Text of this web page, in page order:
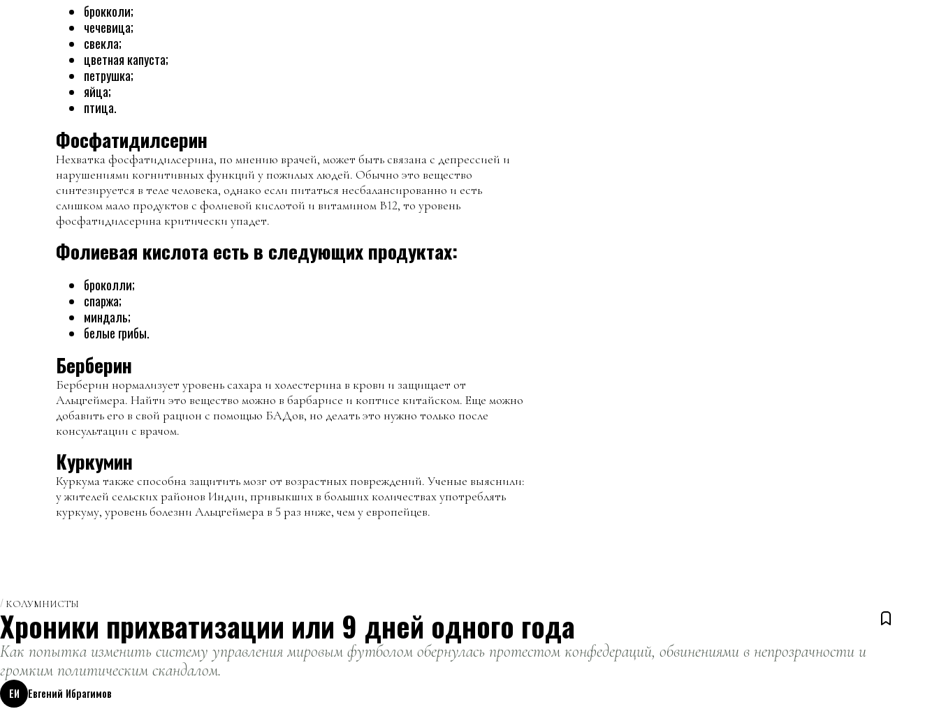
брокколи;
чечевица;
свекла;
цветная капуста;
петрушка;
яйца;
птица.
Фосфатидилсерин
Нехватка фосфатидилсерина, по мнению врачей, может быть связана с депрессией и
нарушениями когнитивных функций у пожилых людей. Обычно это вещество
синтезируется в теле человека, однако если питаться несбалансированно и есть
слишком мало продуктов с фолиевой кислотой и витамином В12, то уровень
фосфатидилсерина критически упадет.
Фолиевая кислота есть в следующих продуктах:
броколли;
спаржа;
миндаль;
белые грибы.
Берберин
Берберин нормализует уровень сахара и холестерина в крови и защищает от
Альцгеймера. Найти это вещество можно в барбарисе и коптисе китайском. Еще можно
добавить его в свой рацион с помощью БАДов, но делать это нужно только после
консультации с врачом.
Куркумин
Куркума также способна защитить мозг от возрастных повреждений. Ученые выяснили:
у жителей сельских районов Индии, привыкших в больших количествах употреблять
куркуму, уровень болезни Альцгеймера в 5 раз ниже, чем у европейцев.
КОЛУМНИСТЫ
Хроники прихватизации или 9 дней одного года
Как попытка изменить систему управления мировым футболом обернулась протестом конфедераций, обвинениями в непрозрачности и
громким политическим скандалом.
ЕИ
Евгений Ибрагимов